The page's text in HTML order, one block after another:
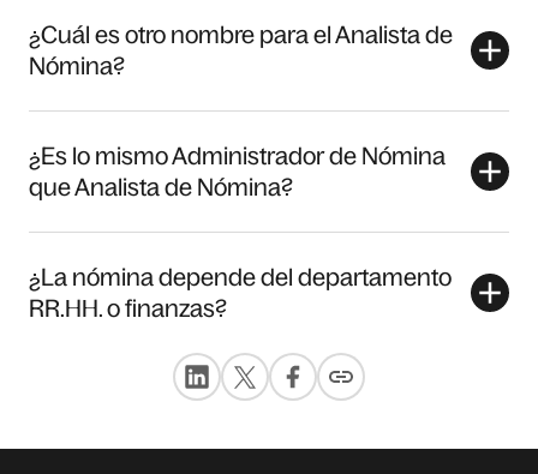
¿Cuál es otro nombre para el Analista de
Nómina?
¿Es lo mismo Administrador de Nómina
que Analista de Nómina?
¿La nómina depende del departamento
RR.HH. o finanzas?